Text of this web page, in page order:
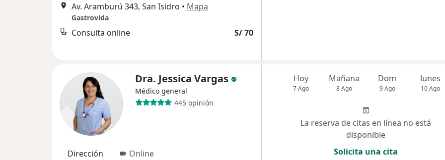
Av. Aramburú 343, San Isidro • Mapa
Gastrovida
Consulta online S/ 70
Dra. Jessica Vargas
Médico general
445 opinión
Dirección Online
Hoy
7 Ago
Mañana
8 Ago
Dom
9 Ago
lunes
10 Ago
La reserva de citas en línea no está
disponible
Solicita una cita